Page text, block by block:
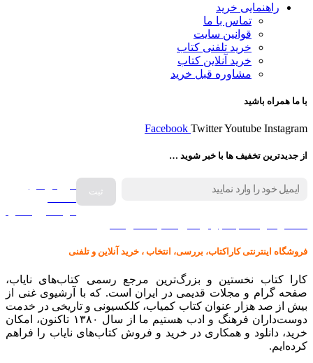
راهنمایی خرید
تماس با ما
قوانین سایت
خرید تلفنی کتاب
خرید آنلاین کتاب
مشاوره قبل خرید
با ما همراه باشید
Facebook TwitterYoutube Instagram
از جدیدترین تخفیف ها با خبر شوید …
فروش انواع
فروشگاه اینترنتی کاراکتاب، بررسی، انتخاب ، خرید آنلاین و تلفنی
کارا کتاب نخستین و بزرگ‌ترین مرجع رسمی کتاب‌های نایاب،
صفحه گرام و مجلات قدیمی در ایران است. که با آرشیوی غنی از
بیش از صد هزار عنوان کتاب کمیاب، کلکسیونی و تاریخی در خدمت
دوست‌داران فرهنگ و ادب هستیم ما از سال ۱۳۸۰ تاکنون، امکان
خرید، دانلود و همکاری در خرید و فروش کتاب‌های نایاب را فراهم
کرده‌ایم.